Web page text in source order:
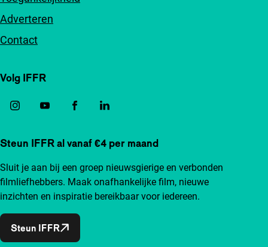
Adverteren
Contact
Volg IFFR
Steun IFFR al vanaf €4 per maand
Sluit je aan bij een groep nieuwsgierige en verbonden
filmliefhebbers. Maak onafhankelijke film, nieuwe
inzichten en inspiratie bereikbaar voor iedereen.
Steun IFFR